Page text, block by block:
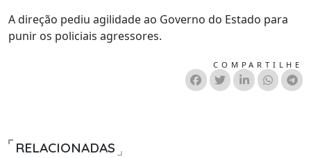
A direção pediu agilidade ao Governo do Estado para
punir os policiais agressores.
COMPARTILHE
RELACIONADAS